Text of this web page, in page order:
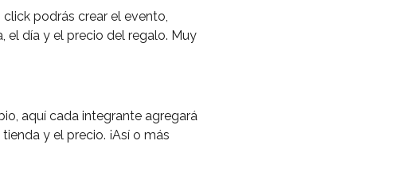
podrás crear el evento,
el día y el precio del regalo. Muy
aquí cada integrante agregará
y el precio. ¡Así o más